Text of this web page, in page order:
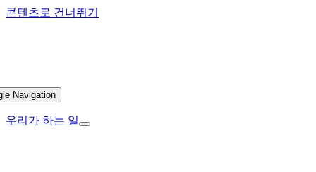
콘텐츠로 건너뛰기
Navigation
우리가 하는 일